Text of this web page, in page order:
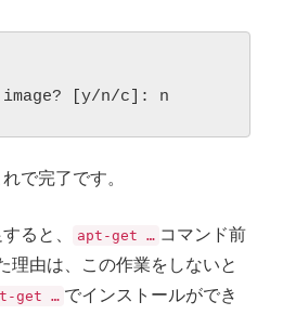
image? [y/n/c]: n
で完了です。
ると、 apt-get … コマンド前
理由は、この作業をしないと
get … でインストールができ